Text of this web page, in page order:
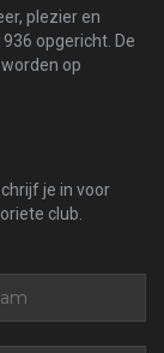
plezier en
opgericht. De
op
je in voor
club.